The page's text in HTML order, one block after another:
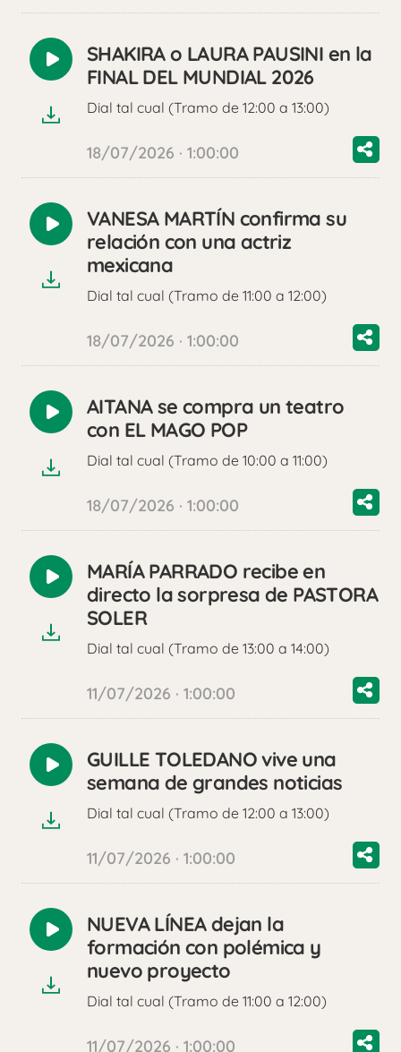
Reproducir
audio
SHAKIRA o LAURA PAUSINI en la
FINAL DEL MUNDIAL 2026
Dial tal cual (Tramo de 12:00 a 13:00)
18/07/2026 · 1:00:00
Reproducir
audio
VANESA MARTÍN confirma su
relación con una actriz
mexicana
Dial tal cual (Tramo de 11:00 a 12:00)
18/07/2026 · 1:00:00
Reproducir
audio
AITANA se compra un teatro
con EL MAGO POP
Dial tal cual (Tramo de 10:00 a 11:00)
18/07/2026 · 1:00:00
Reproducir
audio
MARÍA PARRADO recibe en
directo la sorpresa de PASTORA
SOLER
Dial tal cual (Tramo de 13:00 a 14:00)
11/07/2026 · 1:00:00
Reproducir
audio
GUILLE TOLEDANO vive una
semana de grandes noticias
Dial tal cual (Tramo de 12:00 a 13:00)
11/07/2026 · 1:00:00
Reproducir
audio
NUEVA LÍNEA dejan la
formación con polémica y
nuevo proyecto
Dial tal cual (Tramo de 11:00 a 12:00)
11/07/2026 · 1:00:00